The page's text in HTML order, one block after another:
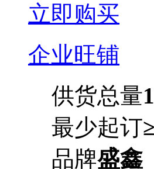
立即购买
企业旺铺
供货总量
最少起订
品牌盛鑫